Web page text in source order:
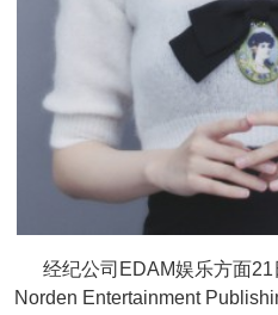
经纪公司EDAM娱乐方面21
Norden Entertainment